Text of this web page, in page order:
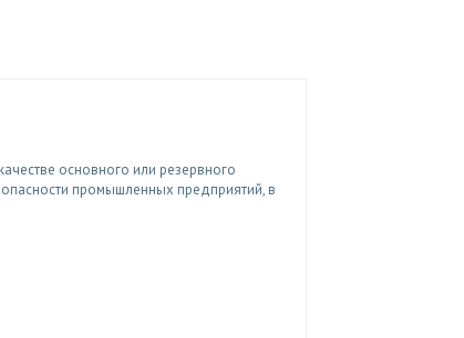
основного или резервного
промышленных предприятий, в